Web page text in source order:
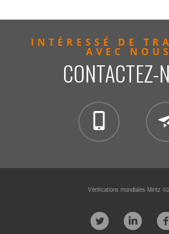
INTÉRESSÉ DE
AVEC
CONTACTEZ-
Vérifications mondiales Mintz